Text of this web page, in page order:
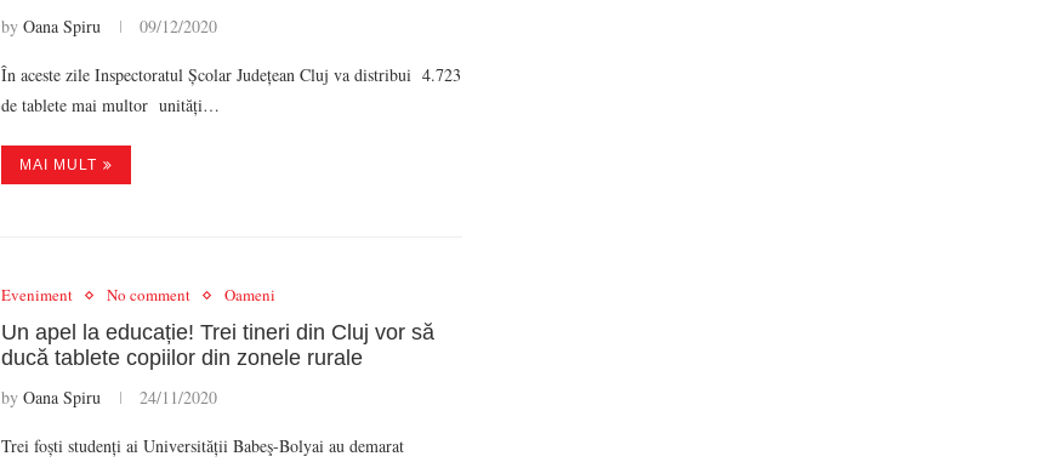
by Oana Spiru 09/12/2020
În aceste zile Inspectoratul Școlar Județean Cluj va distribui 4.723
de tablete mai multor unități…
MAI MULT
Eveniment No comment Oameni
Un apel la educație! Trei tineri din Cluj vor să
ducă tablete copiilor din zonele rurale
by Oana Spiru 24/11/2020
Trei foști studenți ai Universității Babeş-Bolyai au demarat